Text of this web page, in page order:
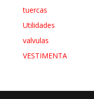
tuercas
Utilidades
valvulas
VESTIMENTA